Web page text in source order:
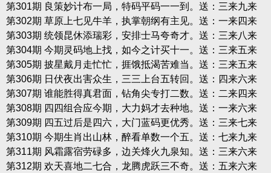
第301期 良策妙计布一局，特码平码一一到。送：三来九来
第302期 草原上七见牛羊，执掌朝纲有主见。送：一来四来
第303期 统领昆休添瑞彩，安排士马夸奇才。送：三来八来
第304期 今期灵码地上找，如今之计买十一。送：三来五来
第305期 披星戴月走忙忙，捱饿抵渴苦难当。送：三来五来
第306期 日伏夜出害众生，三三上台五转回。送：四来六来
第307期 谁能胜得真君面，钻角尖专打二数。送：二来四来
第308期 四四组合应今期，大力妈才去种地。送：一来六来
第309期 四五过后是四六，大门蓝码更优秀。送：三来七来
第310期 今期生肖出山林，醉看单数一个五。送：七来九来
第311期 风霜露宿劳碌多，边关烽火九泉知。送：三来六来
第312期 欢天喜地二七合，龙腾虎跃三不奇。送：五来六来